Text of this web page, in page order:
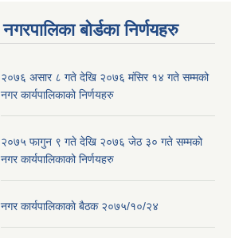
नगरपालिका बोर्डका निर्णयहरु
२०७६ असार ८ गते देखि २०७६ मंसिर १४ गते सम्मको
नगर कार्यपालिकाको निर्णयहरु
२०७५ फागुन ९ गते देखि २०७६ जेठ ३० गते सम्मको
नगर कार्यपालिकाको निर्णयहरु
नगर कार्यपालिकाकाे बैठक २०७५/१०/२४